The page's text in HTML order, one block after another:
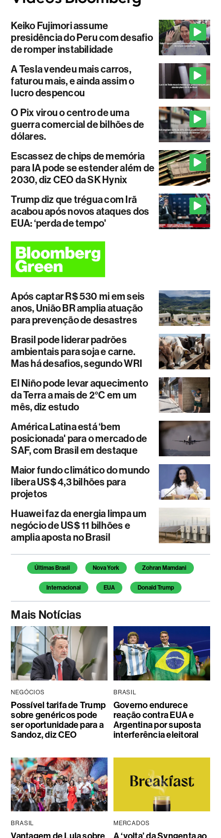
Keiko Fujimori assume
presidência do Peru com desafio
de romper instabilidade
A Tesla vendeu mais carros,
faturou mais, e ainda assim o
lucro despencou
O Pix virou o centro de uma
guerra comercial de bilhões de
dólares.
Escassez de chips de memória
para IA pode se estender além de
2030, diz CEO da SK Hynix
Trump diz que trégua com Irã
acabou após novos ataques dos
EUA: ‘perda de tempo'
Após captar R$ 530 mi em seis
anos, União BR amplia atuação
para prevenção de desastres
Brasil pode liderar padrões
ambientais para soja e carne.
Mas há desafios, segundo WRI
El Niño pode levar aquecimento
da Terra a mais de 2°C em um
mês, diz estudo
América Latina está ‘bem
posicionada' para o mercado de
SAF, com Brasil em destaque
Maior fundo climático do mundo
libera US$ 4,3 bilhões para
projetos
Huawei faz da energia limpa um
negócio de US$ 11 bilhões e
amplia aposta no Brasil
Temas deste artigo
Últimas Brasil Nova York Zohran Mamdani
Internacional EUA Donald Trump
Mais Notícias
NEGÓCIOS
Possível tarifa de Trump
sobre genéricos pode
ser oportunidade para a
Sandoz, diz CEO
BRASIL
Governo endurece
reação contra EUA e
Argentina por suposta
interferência eleitoral
BRASIL MERCADOS